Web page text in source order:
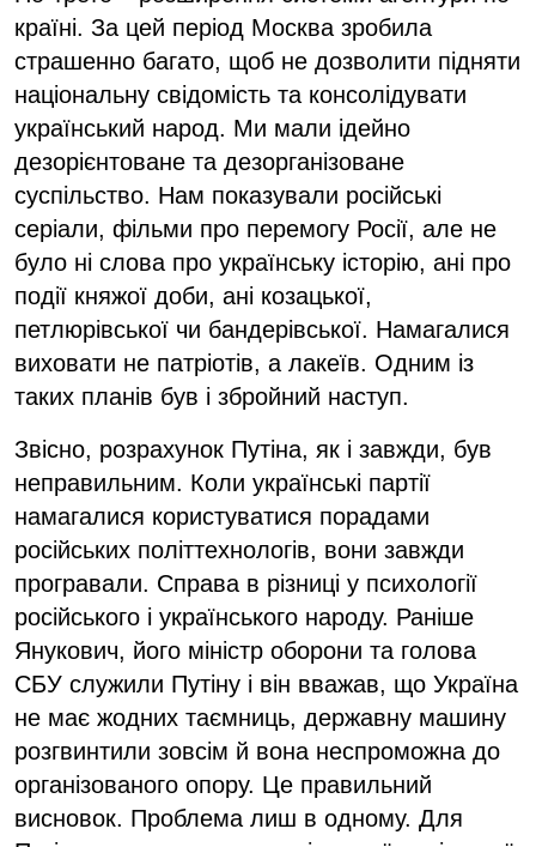
країні. За цей період Москва зробила
страшенно багато, щоб не дозволити підняти
національну свідомість та консолідувати
український народ. Ми мали ідейно
дезорієнтоване та дезорганізоване
суспільство. Нам показували російські
серіали, фільми про перемогу Росії, але не
було ні слова про українську історію, ані про
події княжої доби, ані козацької,
петлюрівської чи бандерівської. Намагалися
виховати не патріотів, а лакеїв. Одним із
таких планів був і збройний наступ.
Звісно, розрахунок Путіна, як і завжди, був
неправильним. Коли українські партії
намагалися користуватися порадами
російських політтехнологів, вони завжди
програвали. Справа в різниці у психології
російського і українського народу. Раніше
Янукович, його міністр оборони та голова
СБУ служили Путіну і він вважав, що Україна
не має жодних таємниць, державну машину
розгвинтили зовсім й вона неспроможна до
організованого опору. Це правильний
висновок. Проблема лиш в одному. Для